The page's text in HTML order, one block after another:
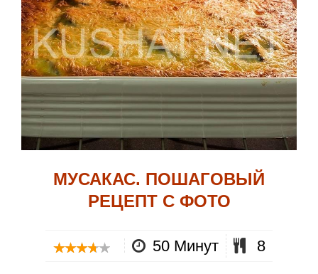
МУСАКАС. ПОШАГОВЫЙ
РЕЦЕПТ С ФОТО
50 Минут 8